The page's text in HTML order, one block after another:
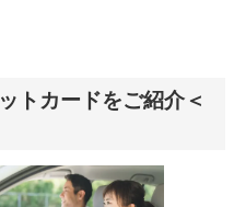
トカードをご紹介＜